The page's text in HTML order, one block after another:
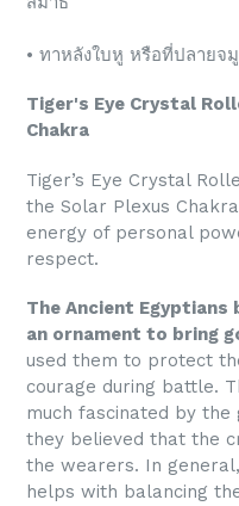
• ทาหลังใบหู หรือที่ปลายจ
Tiger's Eye Crystal
Chakra
Tiger’s Eye Crystal
the Solar Plexus
energy of personal
respect.
The Ancient Egyptians
an ornament to bring
used them to protect
courage during battle.
much fascinated by
they believed that the
the wearers. In
helps with balancing